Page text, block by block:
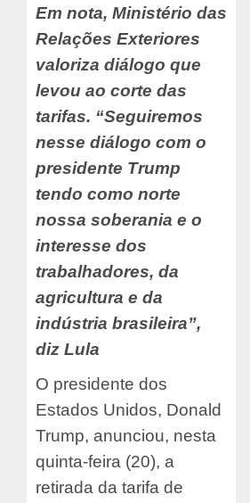
Em nota, Ministério das
Relações Exteriores
valoriza diálogo que
levou ao corte das
tarifas. “Seguiremos
nesse diálogo com o
presidente Trump
tendo como norte
nossa soberania e o
interesse dos
trabalhadores, da
agricultura e da
indústria brasileira”,
diz Lula
O presidente dos
Estados Unidos, Donald
Trump, anunciou, nesta
quinta-feira (20), a
retirada da tarifa de